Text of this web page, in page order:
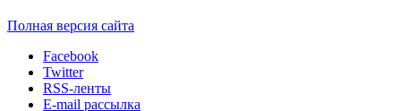
Полная версия сайта
Facebook
Twitter
RSS-ленты
E-mail рассылка